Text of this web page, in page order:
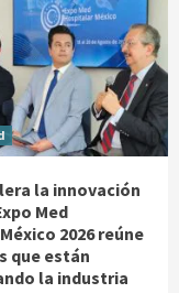
la innovación
Med
2026 reúne
que están
la industria